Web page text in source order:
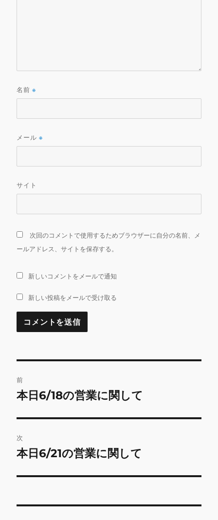
名前※
メール※
サイト
次回のコメントで使用するためブラウザーに自分の名前、メ
ールアドレス、サイトを保存する。
新しいコメントをメールで通知
新しい投稿をメールで受け取る
稿
ビ
ゲ
ー
前
前
投
稿:
本日6/18の営業に関して
次
次
投
本日6/21の営業に関して